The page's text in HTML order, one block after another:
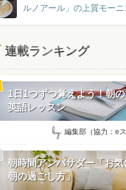
ルノアール」の上質モー
連載ランキング
1日1つずつ覚えよう！朝
英語レッスン
by: 編集部（協力：eス
朝時間アンバサダー「お気
朝の過ごし方」